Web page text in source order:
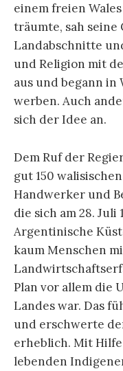
einem freien
träumte, sah seine
Landabschnitte
und Religion mit
aus und begann in
werben. Auch
sich der Idee an.
Dem Ruf der
gut 150
Handwerker und
die sich am 28. Juli
Argentinische
kaum Menschen
Plan vor allem die
Landes war. Das
und erschwerte
erheblich. Mit
lebenden